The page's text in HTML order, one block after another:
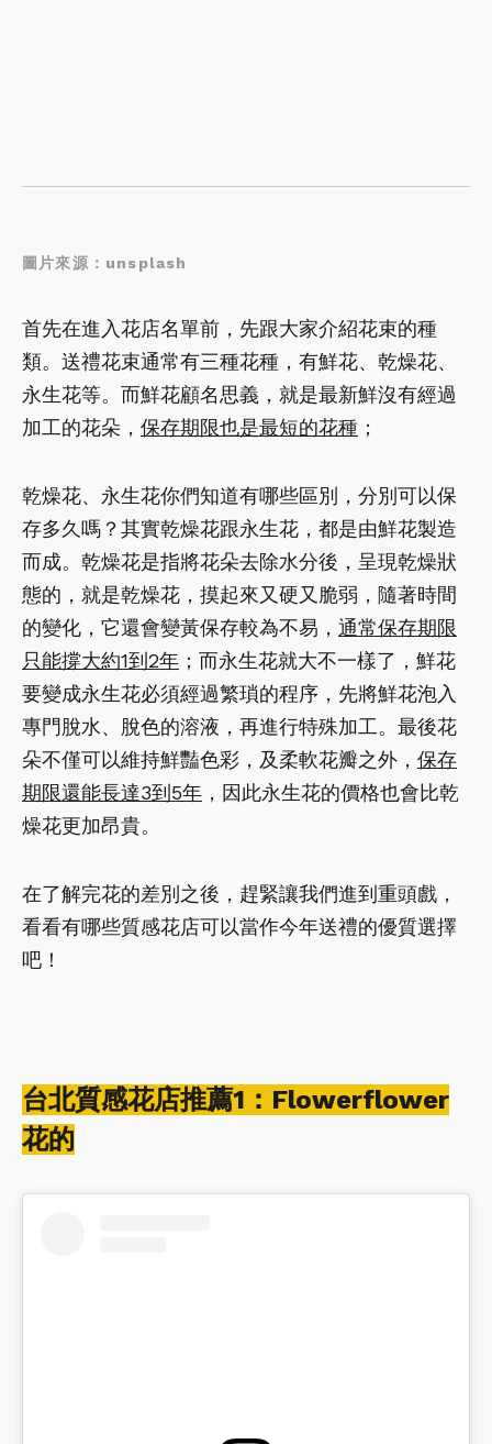
圖片來源：unsplash
首先在進入花店名單前，先跟大家介紹花束的種
類。送禮花束通常有三種花種，有鮮花、乾燥花、
永生花等。而鮮花顧名思義，就是最新鮮沒有經過
加工的花朵， 保存期限也是最短的花種 ；
乾燥花、永生花你們知道有哪些區別，分別可以保
存多久嗎？其實乾燥花跟永生花，都是由鮮花製造
而成。乾燥花是指將花朵去除水分後，呈現乾燥狀
態的，就是乾燥花，摸起來又硬又脆弱，隨著時間
的變化，它還會變黃保存較為不易， 通常保存期限
只能撐大約1到2年 ；而永生花就大不一樣了，鮮花
要變成永生花必須經過繁瑣的程序，先將鮮花泡入
專門脫水、脫色的溶液，再進行特殊加工。最後花
朵不僅可以維持鮮豔色彩，及柔軟花瓣之外， 保存
期限還能長達3到5年 ，因此永生花的價格也會比乾
燥花更加昂貴。
在了解完花的差別之後，趕緊讓我們進到重頭戲，
看看有哪些質感花店可以當作今年送禮的優質選擇
吧！
台北質感花店推薦1：Flowerflower
花的